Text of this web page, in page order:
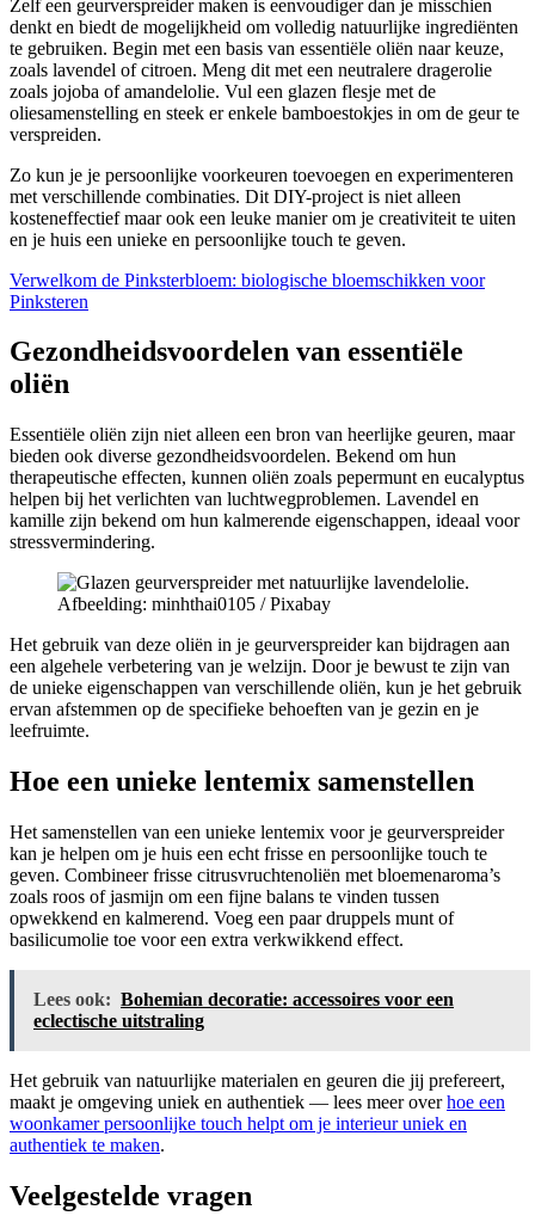
Zelf een geurverspreider maken is eenvoudiger dan je misschien
denkt en biedt de mogelijkheid om volledig natuurlijke ingrediënten
te gebruiken. Begin met een basis van essentiële oliën naar keuze,
zoals lavendel of citroen. Meng dit met een neutralere dragerolie
zoals jojoba of amandelolie. Vul een glazen flesje met de
oliesamenstelling en steek er enkele bamboestokjes in om de geur te
verspreiden.
Zo kun je je persoonlijke voorkeuren toevoegen en experimenteren
met verschillende combinaties. Dit DIY-project is niet alleen
kosteneffectief maar ook een leuke manier om je creativiteit te uiten
en je huis een unieke en persoonlijke touch te geven.
Verwelkom de Pinksterbloem: biologische bloemschikken voor
Pinksteren
Gezondheidsvoordelen van essentiële
oliën
Essentiële oliën zijn niet alleen een bron van heerlijke geuren, maar
bieden ook diverse gezondheidsvoordelen. Bekend om hun
therapeutische effecten, kunnen oliën zoals pepermunt en eucalyptus
helpen bij het verlichten van luchtwegproblemen. Lavendel en
kamille zijn bekend om hun kalmerende eigenschappen, ideaal voor
stressvermindering.
Afbeelding: minhthai0105 / Pixabay
Het gebruik van deze oliën in je geurverspreider kan bijdragen aan
een algehele verbetering van je welzijn. Door je bewust te zijn van
de unieke eigenschappen van verschillende oliën, kun je het gebruik
ervan afstemmen op de specifieke behoeften van je gezin en je
leefruimte.
Hoe een unieke lentemix samenstellen
Het samenstellen van een unieke lentemix voor je geurverspreider
kan je helpen om je huis een echt frisse en persoonlijke touch te
geven. Combineer frisse citrusvruchtenoliën met bloemenaroma’s
zoals roos of jasmijn om een fijne balans te vinden tussen
opwekkend en kalmerend. Voeg een paar druppels munt of
basilicumolie toe voor een extra verkwikkend effect.
Lees ook: Bohemian decoratie: accessoires voor een
eclectische uitstraling
Het gebruik van natuurlijke materialen en geuren die jij prefereert,
maakt je omgeving uniek en authentiek — lees meer overhoe een
woonkamer persoonlijke touch helpt om je interieur uniek en
authentiek te maken.
Veelgestelde vragen